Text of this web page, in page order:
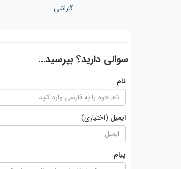
گارانتی
سوالی دارید؟ بپرسید...
نام
ایمیل (اختیاری)
پیام